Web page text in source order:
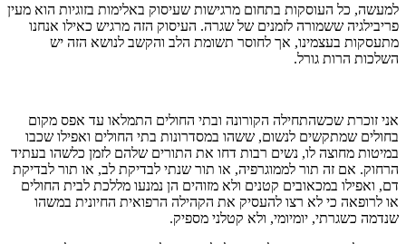
למעשה, כל העוסקות בתחום מרגישות שעיסוק באלימות בזוגיות הוא מעין
פריבילגיה ששמורה לזמנים של שגרה. העיסוק הזה מרגיש כאילו אנחנו
מתעסקות בעצמינו, אך לחוסר תשומת הלב והקשב לנושא הזה יש
השלכות הרות גורל.
אני זוכרת שכשהתחילה הקורונה ובתי החולים התמלאו עד אפס מקום
בחולים שמתקשים לנשום, ששהו במסדרונות בתי החולים ואפילו שכבו
במיטות מחוצה לו, נשים רבות דחו את התורים שלהם לזמן כלשהו בעתיד
הרחוק. אם זה תור לממוגרפיה, או תור שנתי לבדיקת לב, או תור לבדיקת
דם, ואפילו במכאובים קטנים ולא מזוהים הן נמנעו מללכת לבית החולים
או לרופאה כי לא רצו להעסיק את הקהילה הרפואית החיונית במשהו
שנדמה כשגרתי, יומיומי, ולא קטלני מספיק.